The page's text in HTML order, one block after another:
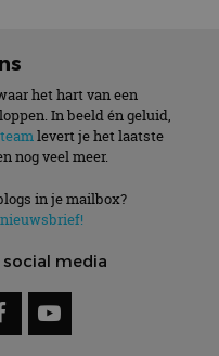
het hart van een
In beeld én geluid,
levert je het laatste
nog veel meer.
in je mailbox?
media